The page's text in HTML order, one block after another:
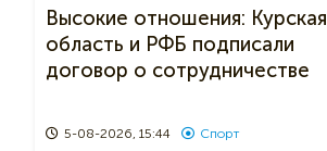
Высокие отношения: Курская
область и РФБ подписали
договор о сотрудничестве
5-08-2026, 15:44 Спорт